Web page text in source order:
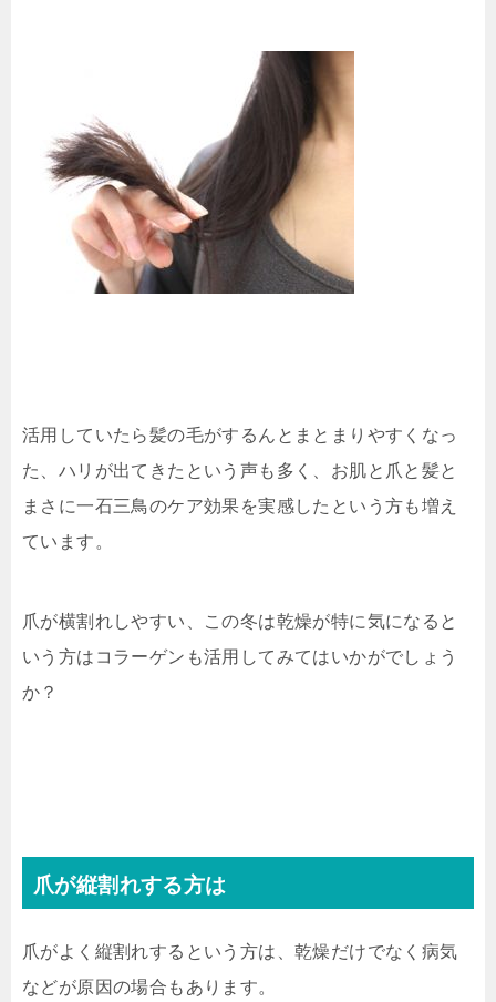
活用していたら髪の毛がするんとまとまりやすくなっ
た、ハリが出てきたという声も多く、お肌と爪と髪と
まさに一石三鳥のケア効果を実感したという方も増え
ています。
爪が横割れしやすい、この冬は乾燥が特に気になると
いう方はコラーゲンも活用してみてはいかがでしょう
か？
爪が縦割れする方は
爪がよく縦割れするという方は、乾燥だけでなく病気
などが原因の場合もあります。